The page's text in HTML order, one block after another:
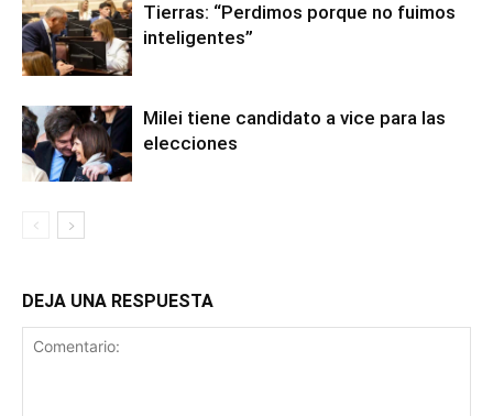
Tierras: “Perdimos porque no fuimos
inteligentes”
Milei tiene candidato a vice para las
elecciones
DEJA UNA RESPUESTA